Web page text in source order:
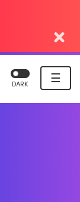
☰
DARK